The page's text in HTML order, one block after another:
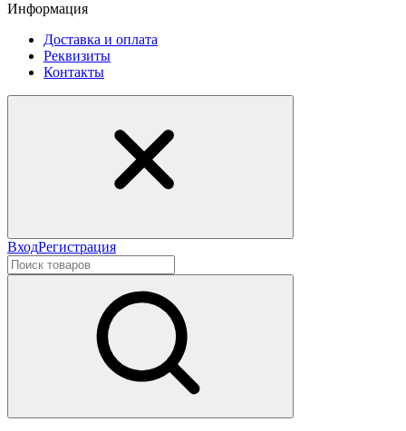
Информация
Доставка и оплата
Реквизиты
Контакты
ВходРегистрация